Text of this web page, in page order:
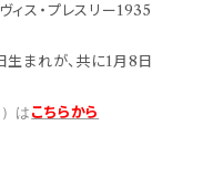
ス・プレスリー1935
生まれが、共に1月8日
は こちらから